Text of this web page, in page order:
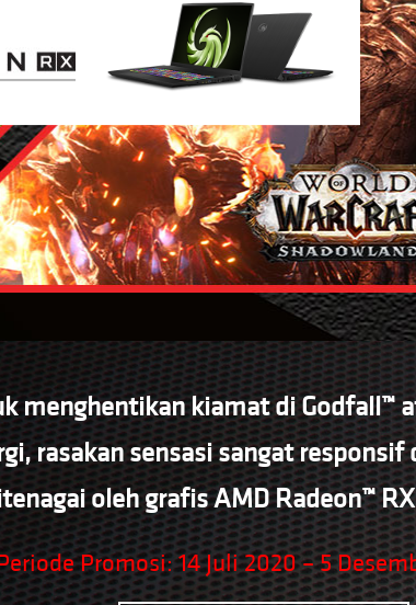
menghentikan kiamat di Godfall™
rasakan sensasi sangat
oleh grafis AMD Radeon™
Promosi: 14 Juli 2020 – 5